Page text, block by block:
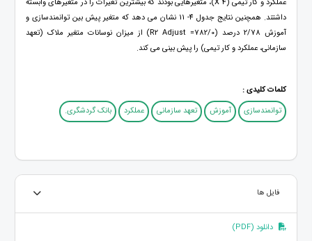
عملکرد و کار تیمی (X 4)، متغیرهایی بودند که بیشترین تغیرات را در متغیرهای وابسته
داشتند. همچنین نتایج جدول 4- 11 نشان می دهد که متغیر پیش بین توانمندسازی و
آموزش 2/78 درصد (782/0= R2 Adjust) از میزان نوسانات متغیر ملاک (تعهد
سازمانی، عملکرد و کار تیمی) را پیش بینی می کند.
کلمات کلیدی :
توانمندسازی
آموزش تعهد سازمانی عملکرد بانک گردشگری.
فایل ها
دانلود (PDF)